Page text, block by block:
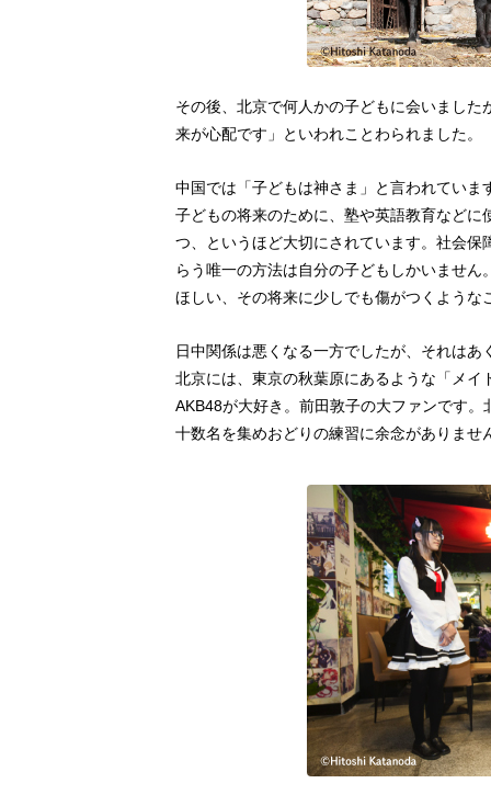
その後、北京で何人かの子どもに会いまし
来が心配です」といわれことわられました。
中国では「子どもは神さま」と言われてい
子どもの将来のために、塾や英語教育など
つ、というほど大切にされています。社会
らう唯一の方法は自分の子どもしかいませ
ほしい、その将来に少しでも傷がつくよう
日中関係は悪くなる一方でしたが、それはあ
北京には、東京の秋葉原にあるような「メ
AKB48が大好き。前田敦子の大ファンです
十数名を集めおどりの練習に余念がありま